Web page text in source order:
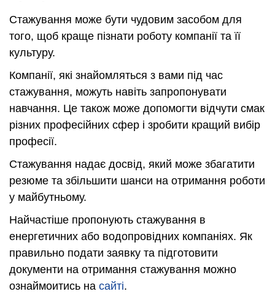
Стажування може бути чудовим засобом для
того, щоб краще пізнати роботу компанії та її
культуру.
Компанії, які знайомляться з вами під час
стажування, можуть навіть запропонувати
навчання. Це також може допомогти відчути смак
різних професійних сфер і зробити кращий вибір
професії.
Стажування надає досвід, який може збагатити
резюме та збільшити шанси на отримання роботи
у майбутньому.
Найчастіше пропонують стажування в
енергетичних або водопровідних компаніях. Як
правильно подати заявку та підготовити
документи на отримання стажування можно
ознаймоитись на сайті.